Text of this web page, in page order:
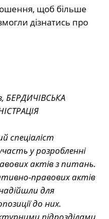
щоб більше
дізнатись про
БЕРДИЧІВСЬКА
спеціаліст
у розробленні
актів з питань.
правових актів
для
до них.
підрозділами